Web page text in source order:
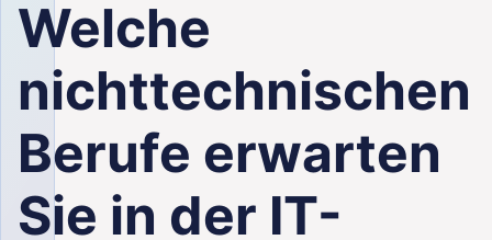
öffentlicher Sektor
Fertigung
Welche
nichttechnischen
Berufe erwarten
Sie in der IT-